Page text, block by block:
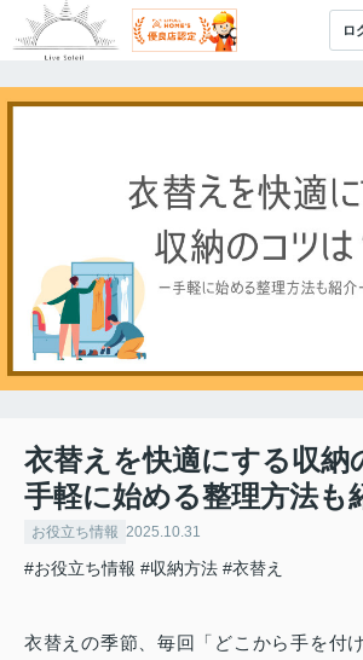
ロ
衣替えを快適にする収納
手軽に始める整理方法も
お役立ち情報 2025.10.31
#お役立ち情報 #収納方法 #衣替え
衣替えの季節、毎回「どこから手を付